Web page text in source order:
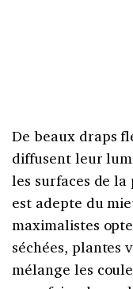
De beaux draps
diffusent leur
les surfaces de la
est adepte du
maximalistes
séchées, plantes
mélange les